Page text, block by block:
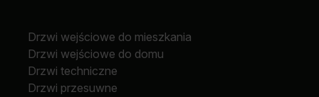
Drzwi wejściowe do mieszkania
Drzwi wejściowe do domu
Drzwi techniczne
Drzwi przesuwne